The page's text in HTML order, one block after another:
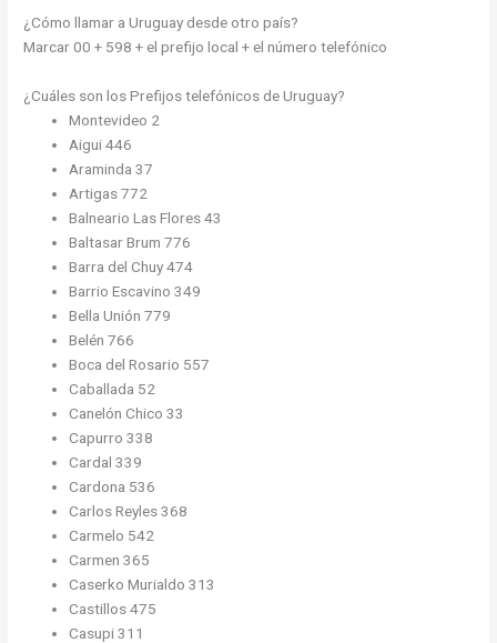
¿Cómo llamar a Uruguay desde otro país?
Marcar 00 + 598 + el prefijo local + el número telefónico
¿Cuáles son los Prefijos telefónicos de Uruguay?
Montevideo 2
Aigui 446
Araminda 37
Artigas 772
Balneario Las Flores 43
Baltasar Brum 776
Barra del Chuy 474
Barrio Escavino 349
Bella Unión 779
Belén 766
Boca del Rosario 557
Caballada 52
Canelón Chico 33
Capurro 338
Cardal 339
Cardona 536
Carlos Reyles 368
Carmelo 542
Carmen 365
Caserko Murialdo 313
Castillos 475
Casupi 311